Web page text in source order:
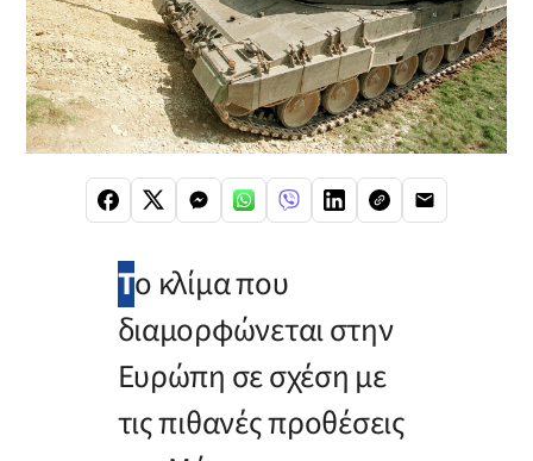
Το κλίμα που
διαμορφώνεται στην
Ευρώπη σε σχέση με
τις πιθανές προθέσεις